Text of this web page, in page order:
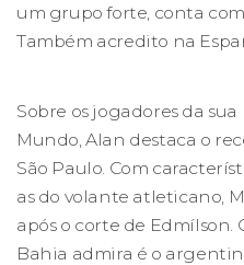
um grupo forte, conta
Também acredito na
Sobre os jogadores da
Mundo, Alan destaca o
São Paulo. Com
as do volante atleticano,
após o corte de
Bahia admira é o